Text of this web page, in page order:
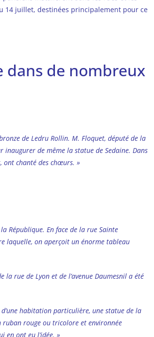
14 juillet, destinées principalement pour ce
dans de nombreux
de Ledru Rollin. M. Floquet, député de la
de même la statue de Sedaine. Dans
ont chanté des chœurs. »
République. En face de la rue Sainte
laquelle, on aperçoit un énorme tableau
la rue de Lyon et de l’avenue Daumesnil a été
d’une habitation particulière, une statue de la
rouge ou tricolore et environnée
en ont eu l’idée. »